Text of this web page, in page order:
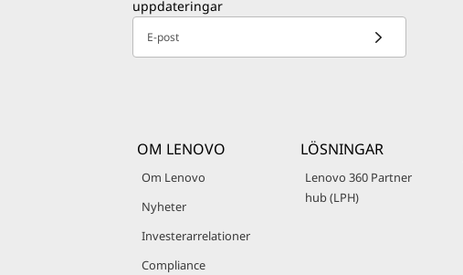
uppdateringar
E-post
OM LENOVO
Om Lenovo
Nyheter
Investerarrelationer
Compliance
LÖSNINGAR
Lenovo 360 Partner
hub (LPH)